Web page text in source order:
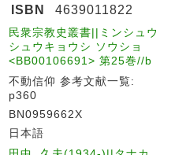
ISBN 4639011822
民衆宗教史叢書||ミンシュウ
シュウキョウシ ソウショ
<BB00106691> 第25巻//b
不動信仰 参考文献一覧:
p360
BN0959662X
日本語